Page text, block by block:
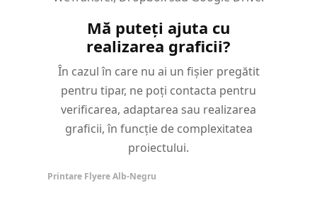
Mă puteți ajuta cu
realizarea graficii?
În cazul în care nu ai un fișier pregătit
pentru tipar, ne poți contacta pentru
verificarea, adaptarea sau realizarea
graficii, în funcție de complexitatea
proiectului.
Printare Flyere Alb-Negru